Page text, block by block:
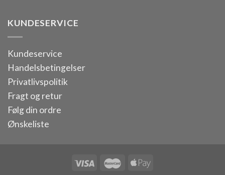
KUNDESERVICE
Kundeservice
Handelsbetingelser
Privatlivspolitik
Fragt og retur
Følg din ordre
Ønskeliste